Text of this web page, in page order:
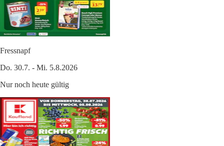
Fressnapf
Do. 30.7. - Mi. 5.8.2026
Nur noch heute gültig